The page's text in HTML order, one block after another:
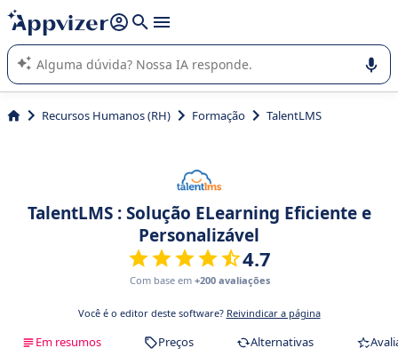
de nossa IA (várias linhas com
A IA do Appvizer o orienta no uso ou na seleção de software
SaaS para sua empresa.
Recursos Humanos (RH) Formação TalentLMS
TalentLMS : Solução ELearning Eficiente e
Personalizável
4.7
Com base em +200 avaliações
Você é o editor deste software? Reivindicar a página
Em resumos Preços Alternativas